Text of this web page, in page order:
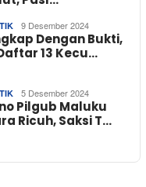
9 Desember 2024
Dengan Bukti,
13 Kecu…
5 Desember 2024
Pilgub Maluku
Ricuh, Saksi T…